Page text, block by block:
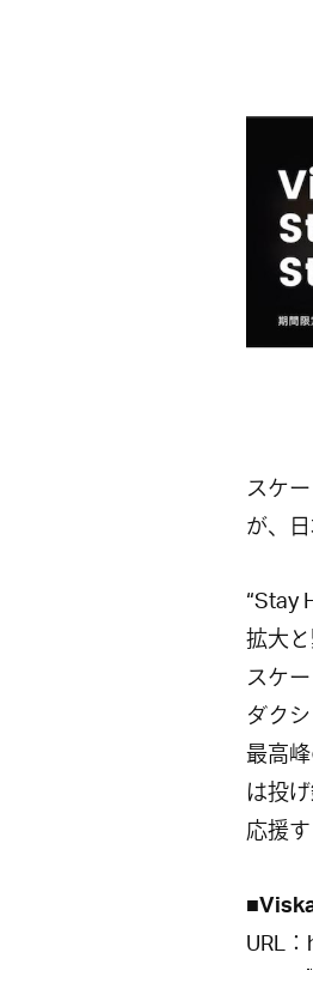
スケ
が、
“Stay
拡大
スケ
ダク
最高
は投
応援
URL：